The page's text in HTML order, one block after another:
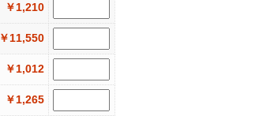
￥1,210
￥11,550
￥1,012
￥1,265